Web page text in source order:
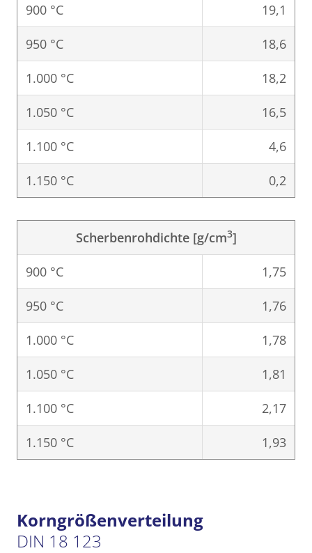
900 °C 19,1
950 °C 18,6
1.000 °C 18,2
1.050 °C 16,5
1.100 °C 4,6
1.150 °C 0,2
Scherbenrohdichte [g/cm3]
900 °C 1,75
950 °C 1,76
1.000 °C 1,78
1.050 °C 1,81
1.100 °C 2,17
1.150 °C 1,93
Korngrößenverteilung
DIN 18 123